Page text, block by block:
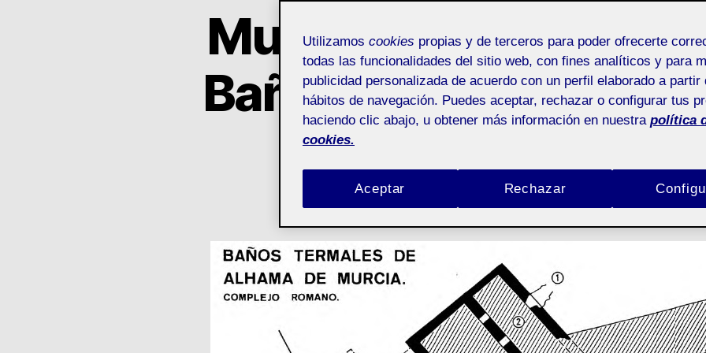
Museo Arqueológico
Baños de Alhama de
de
entrada
de
entrada
Entrada fija
Utilizamos cookies propias y de terceros para poder ofrecerte
todas las funcionalidades del sitio web, con fines analíticos y para
publicidad personalizada de acuerdo con un perfil elaborado a partir
hábitos de navegación. Puedes aceptar, rechazar o configurar tus
haciendo clic abajo, u obtener más información en nuestra política
cookies.
Rechazar
Aceptar